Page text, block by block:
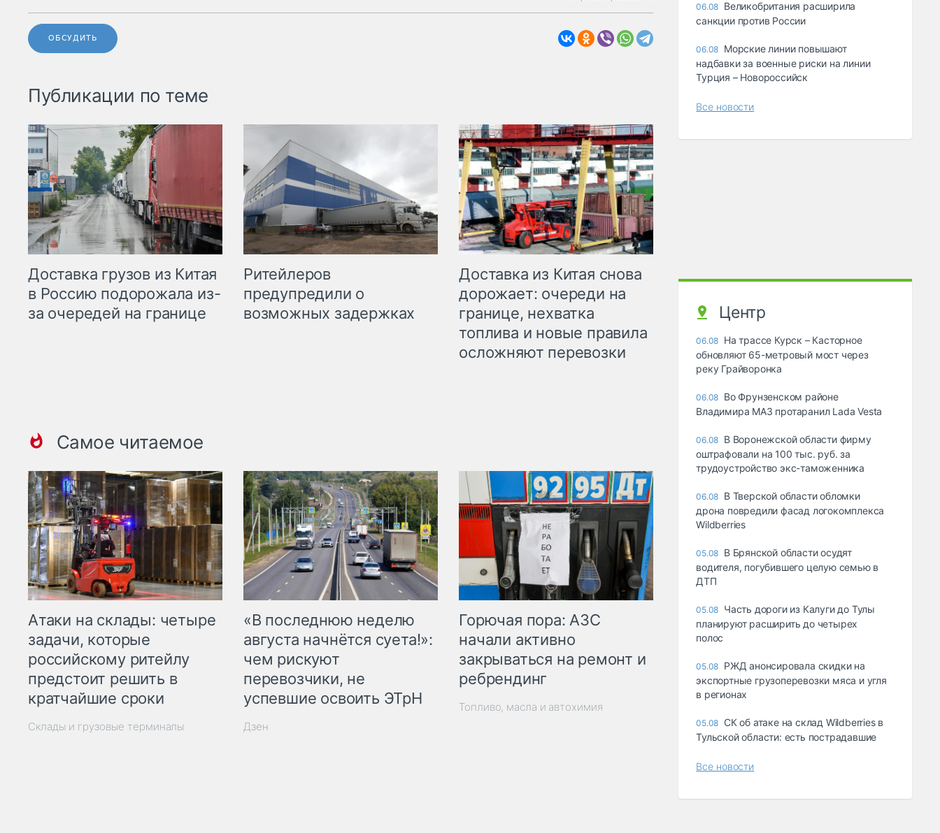
ОБСУДИТЬ
Публикации по теме
Доставка грузов из Китая
в Россию подорожала из-
за очередей на границе
Ритейлеров
предупредили о
возможных задержках
Доставка из Китая снова
дорожает: очереди на
границе, нехватка
топлива и новые правила
осложняют перевозки
Самое читаемое
Атаки на склады: четыре
задачи, которые
российскому ритейлу
предстоит решить в
кратчайшие сроки
Склады и грузовые терминалы
«В последнюю неделю
августа начнётся суета!»:
чем рискуют
перевозчики, не
успевшие освоить ЭТрН
Дзен
Горючая пора: АЗС
начали активно
закрываться на ремонт и
ребрендинг
Топливо, масла и автохимия
06.08 Великобритания расширила
санкции против России
06.08 Морские линии повышают
надбавки за военные риски на линии
Турция – Новороссийск
Все новости
Центр
06.08 На трассе Курск – Касторное
обновляют 65-метровый мост через
реку Грайворонка
06.08 Во Фрунзенском районе
Владимира МАЗ протаранил Lada Vesta
06.08 В Воронежской области фирму
оштрафовали на 100 тыс. руб. за
трудоустройство экс-таможенника
06.08 В Тверской области обломки
дрона повредили фасад логокомплекса
Wildberries
05.08 В Брянской области осудят
водителя, погубившего целую семью в
ДТП
05.08 Часть дороги из Калуги до Тулы
планируют расширить до четырех
полос
05.08 РЖД анонсировала скидки на
экспортные грузоперевозки мяса и угля
в регионах
05.08 СК об атаке на склад Wildberries в
Тульской области: есть пострадавшие
Все новости